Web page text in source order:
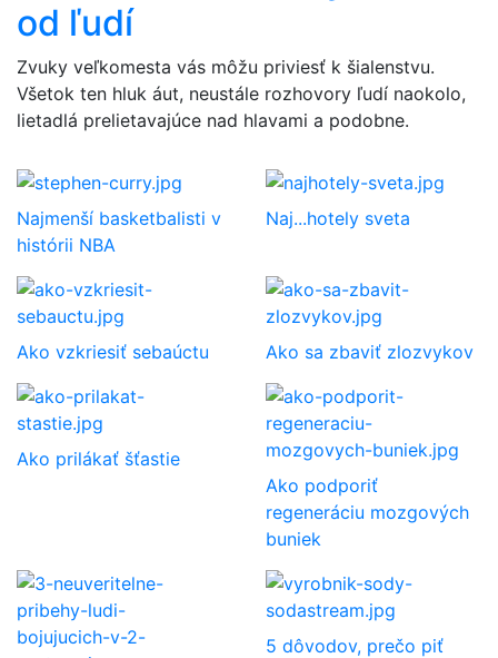
od ľudí
Zvuky veľkomesta vás môžu priviesť k šialenstvu.
Všetok ten hluk áut, neustále rozhovory ľudí naokolo,
lietadlá prelietavajúce nad hlavami a podobne.
Najmenší basketbalisti v
histórii NBA
Naj...hotely sveta
Ako vzkriesiť sebaúctu Ako sa zbaviť zlozvykov
Ako prilákať šťastie
Ako podporiť
regeneráciu mozgových
buniek
5 dôvodov, prečo piť